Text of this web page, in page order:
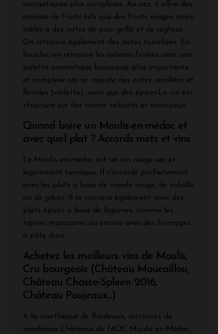
aromatiques plus complexes. Au nez, il offre des
arômes de fruits tels que des fruits rouges mûrs,
mêlés à des notes de pain grillé et de réglisse.
On retrouve également des notes torréfiées. En
bouche, on retrouve les arômes fruités avec une
palette aromatique beaucoup plus importante
et complexe car se rajoute des notes vanillées et
florales (violette), ainsi que des épices.Le vin est
structuré sur des tanins veloutés et savoureux.
Quand boire un Moulis-en-médoc et
avec quel plat ? Accords mets et vins
Le Moulis-en-médoc est un vin rouge sec et
légèrement tannique. Il s'accorde parfaitement
avec les plats à base de viande rouge, de volaille
ou de gibier. Il se mariera également avec des
plats épicés à base de légumes, comme les
tajines marocains, ou encore avec des fromages
à pâte dure.
Achetez les meilleurs vins de Moulis,
Cru bourgeois (Château Maucaillou,
Château Chasse-Spleen 2016,
Château Poujeaux...)
A la vinothèque de Bordeaux, retrouvez de
nombreux Châteaux de l'AOC Moulis-en-Médoc